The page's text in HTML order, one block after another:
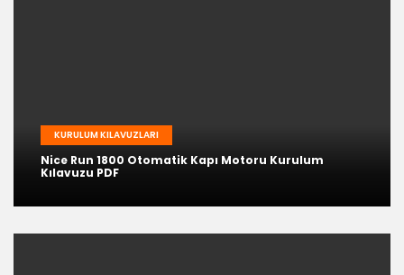
KURULUM KILAVUZLARI
Nice Run 1800 Otomatik Kapı Motoru Kurulum
Kılavuzu PDF